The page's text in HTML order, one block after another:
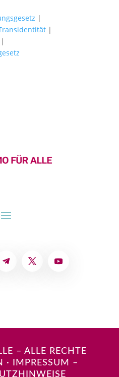
|
|
– ALLE RECHTE
· IMPRESSUM
–